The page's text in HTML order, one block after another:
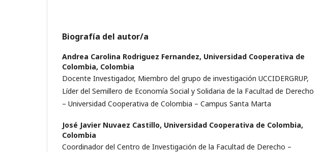
Biografía del autor/a
Andrea Carolina Rodriguez Fernandez, Universidad Cooperativa de
Colombia, Colombia
Docente Investigador, Miembro del grupo de investigación UCCIDERGRUP,
Líder del Semillero de Economía Social y Solidaria de la Facultad de Derecho
– Universidad Cooperativa de Colombia – Campus Santa Marta
José Javier Nuvaez Castillo, Universidad Cooperativa de Colombia,
Colombia
Coordinador del Centro de Investigación de la Facultad de Derecho –